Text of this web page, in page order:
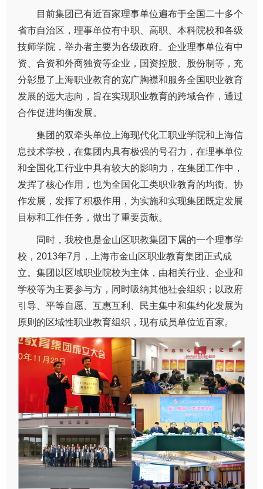
目前集团已有近百家理事单位遍布于全国二十多个
省市自治区，理事单位有中职、高职、本科院校和各级
技师学院，举办者主要为各级政府。企业理事单位有中
资、合资和外商独资等企业，国资控股、股份制等，充
分彰显了上海职业教育的宽广胸襟和服务全国职业教育
发展的远大志向，旨在实现职业教育的跨域合作，通过
合作促进均衡发展。
集团的双牵头单位上海现代化工职业学院和上海信
息技术学校，在集团内具有极强的号召力，在理事单位
和全国化工行业中具有较大的影响力，在集团工作中，
发挥了核心作用，也为全国化工类职业教育的均衡、协
作发展，发挥了积极作用，为实施和实现集团既定发展
目标和工作任务，做出了重要贡献。
同时，我校也是金山区职教集团下属的一个理事学
校，2013年7月，上海市金山区职业教育集团正式成
立。集团以区域职业院校为主体，由相关行业、企业和
学校等为主要参与方，同时吸纳其他社会组织；以政府
引导、平等自愿、互惠互利、民主集中和集约化发展为
原则的区域性职业教育组织，现有成员单位近百家。